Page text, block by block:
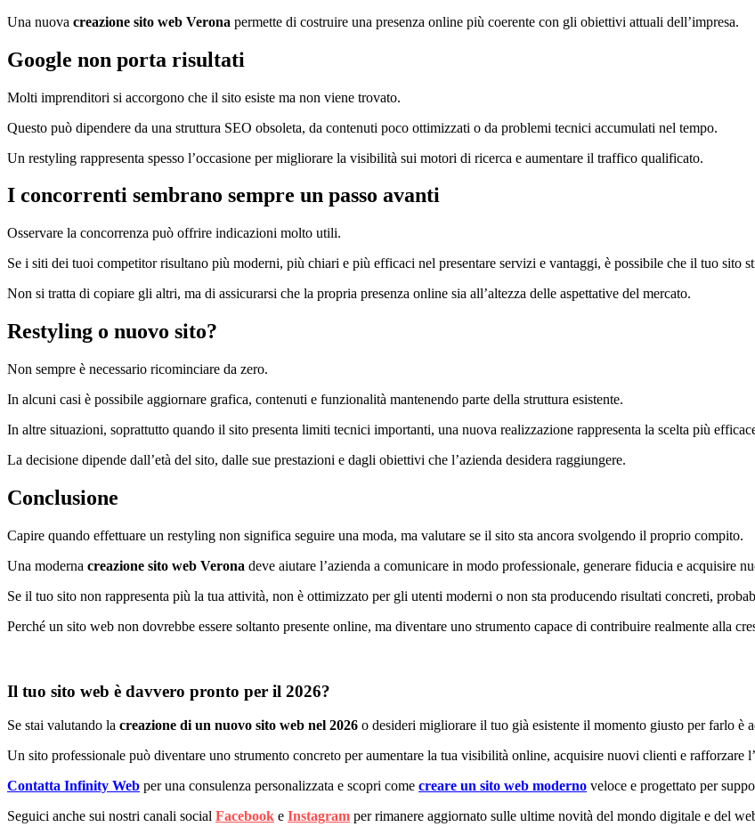
Una nuova creazione sito web Verona permette di costruire una presenza online più coerente con gli obiettivi attuali dell’impresa.
Google non porta risultati
Molti imprenditori si accorgono che il sito esiste ma non viene trovato.
Questo può dipendere da una struttura SEO obsoleta, da contenuti poco ottimizzati o da problemi tecnici accumulati nel tempo.
Un restyling rappresenta spesso l’occasione per migliorare la visibilità sui motori di ricerca e aumentare il traffico qualificato.
I concorrenti sembrano sempre un passo avanti
Osservare la concorrenza può offrire indicazioni molto utili.
Se i siti dei tuoi competitor risultano più moderni, più chiari e più efficaci nel presentare servizi e vantaggi, è possibile che il tuo sito
Non si tratta di copiare gli altri, ma di assicurarsi che la propria presenza online sia all’altezza delle aspettative del mercato.
Restyling o nuovo sito?
Non sempre è necessario ricominciare da zero.
In alcuni casi è possibile aggiornare grafica, contenuti e funzionalità mantenendo parte della struttura esistente.
In altre situazioni, soprattutto quando il sito presenta limiti tecnici importanti, una nuova realizzazione rappresenta la scelta più
La decisione dipende dall’età del sito, dalle sue prestazioni e dagli obiettivi che l’azienda desidera raggiungere.
Conclusione
Capire quando effettuare un restyling non significa seguire una moda, ma valutare se il sito sta ancora svolgendo il proprio compito.
Una moderna creazione sito web Verona deve aiutare l’azienda a comunicare in modo professionale, generare fiducia e acquisire
Se il tuo sito non rappresenta più la tua attività, non è ottimizzato per gli utenti moderni o non sta producendo risultati concreti,
Perché un sito web non dovrebbe essere soltanto presente online, ma diventare uno strumento capace di contribuire realmente alla
Il tuo sito web è davvero pronto per il 2026?
Se stai valutando la creazione di un nuovo sito web nel 2026 o desideri migliorare il tuo già esistente il momento giusto per farlo è
Un sito professionale può diventare uno strumento concreto per aumentare la tua visibilità online, acquisire nuovi clienti e rafforzare
Contatta Infinity Web per una consulenza personalizzata e scopri come creare un sito web moderno veloce e progettato per
Seguici anche sui nostri canali social Facebook e Instagram per rimanere aggiornato sulle ultime novità del mondo digitale e del